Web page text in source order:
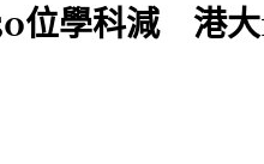
位學科減 港大